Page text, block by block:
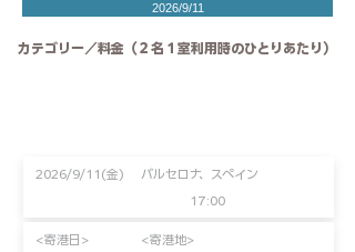
2026/9/11(金)
17:00
バルセロナ、スペイン
<寄港日> <寄港地>
2026/9/11
カテゴリー／料金（２名１室利用時のひとりあたり）